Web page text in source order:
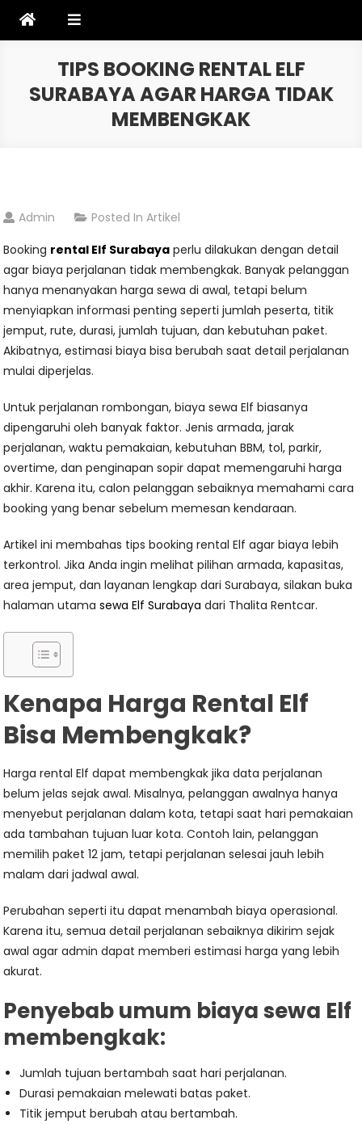
TIPS BOOKING RENTAL ELF
SURABAYA AGAR HARGA TIDAK
MEMBENGKAK
Admin Posted InArtikel
Booking rental Elf Surabaya perlu dilakukan dengan detail
agar biaya perjalanan tidak membengkak. Banyak pelanggan
hanya menanyakan harga sewa di awal, tetapi belum
menyiapkan informasi penting seperti jumlah peserta, titik
jemput, rute, durasi, jumlah tujuan, dan kebutuhan paket.
Akibatnya, estimasi biaya bisa berubah saat detail perjalanan
mulai diperjelas.
Untuk perjalanan rombongan, biaya sewa Elf biasanya
dipengaruhi oleh banyak faktor. Jenis armada, jarak
perjalanan, waktu pemakaian, kebutuhan BBM, tol, parkir,
overtime, dan penginapan sopir dapat memengaruhi harga
akhir. Karena itu, calon pelanggan sebaiknya memahami cara
booking yang benar sebelum memesan kendaraan.
Artikel ini membahas tips booking rental Elf agar biaya lebih
terkontrol. Jika Anda ingin melihat pilihan armada, kapasitas,
area jemput, dan layanan lengkap dari Surabaya, silakan buka
halaman utamasewa Elf Surabaya dari Thalita Rentcar.
Kenapa Harga Rental Elf
Bisa Membengkak?
Harga rental Elf dapat membengkak jika data perjalanan
belum jelas sejak awal. Misalnya, pelanggan awalnya hanya
menyebut perjalanan dalam kota, tetapi saat hari pemakaian
ada tambahan tujuan luar kota. Contoh lain, pelanggan
memilih paket 12 jam, tetapi perjalanan selesai jauh lebih
malam dari jadwal awal.
Perubahan seperti itu dapat menambah biaya operasional.
Karena itu, semua detail perjalanan sebaiknya dikirim sejak
awal agar admin dapat memberi estimasi harga yang lebih
akurat.
Penyebab umum biaya sewa Elf
membengkak:
Jumlah tujuan bertambah saat hari perjalanan.
Durasi pemakaian melewati batas paket.
Titik jemput berubah atau bertambah.